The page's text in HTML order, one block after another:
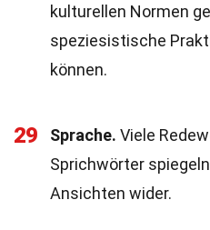
kulturellen Normen
speziesistische
können.
29 Sprache. Viele
Sprichwörter
Ansichten wider.